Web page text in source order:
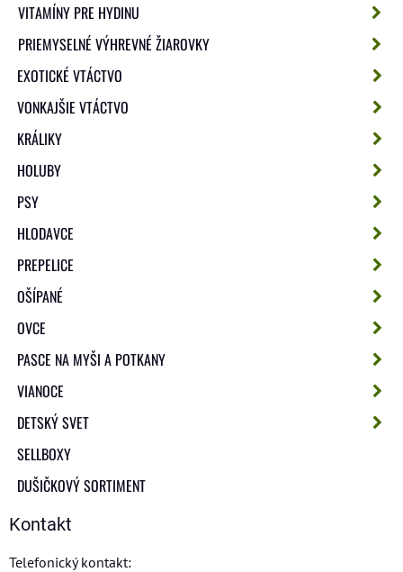
VITAMÍNY PRE HYDINU
PRIEMYSELNÉ VÝHREVNÉ ŽIAROVKY
EXOTICKÉ VTÁCTVO
VONKAJŠIE VTÁCTVO
KRÁLIKY
HOLUBY
PSY
HLODAVCE
PREPELICE
OŠÍPANÉ
OVCE
PASCE NA MYŠI A POTKANY
VIANOCE
DETSKÝ SVET
SELLBOXY
DUŠIČKOVÝ SORTIMENT
Kontakt
Telefonický kontakt: